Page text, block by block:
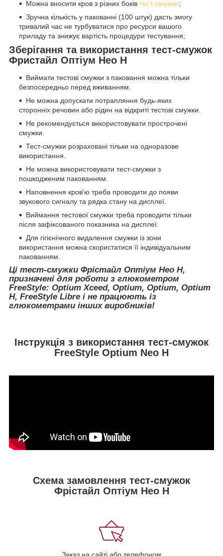
Можна вносити кров з різних боків тест-смужки;
Зручна кількість у пакованні (100 штук) дасть змогу
тривалий час не турбуватися про ресурси вашого
приладу та знижує вартість процедури тестування;
Зберігання та використання тест-смужок
Фристайл Оптіум Нео Н
Виймати тестові смужки з паковання можна тільки
безпосередньо перед вживанням.
Не можна допускати потрапляння будь-яких
сторонніх речовин або рідин на відкриті тестові смужки.
Не рекомендується використовувати прострочені
смужки.
Тест-смужки розраховані тільки на одноразове
використання.
Не можна використовувати тест-смужки з
пошкодженим пакованням.
Наповнення кров'ю треба проводити до появи
звукового сигналу та рядка стану на дисплеї.
Виймання тестової смужки треба проводити тільки
після зафіксованого показника на дисплеї.
Для гігієнічного видалення смужки із зони
використання можна скористатися її індивідуальним
пакованням.
Ці тест-смужки Фрістайл Оптіум Нео Н,
призначені для роботи з глюкометром
FreeStyle: Optium Xceed, Optium, Optium, Optium
H, FreeStyle Libre і не працюють із
глюкометрами інших виробників!
Інструкція з використання тест-смужок
FreeStyle Optium Neo H
Схема замовлення тест-смужок
Фрістайл Оптіум Нео Н